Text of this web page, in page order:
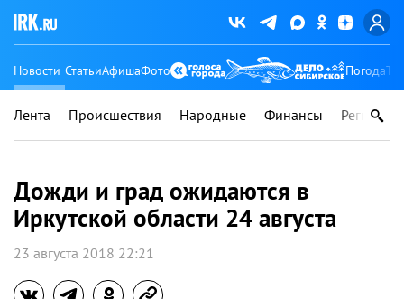
Новости СтатьиАфишаФото Погода
Лента Происшествия Народные Финансы Регионы
Дожди и град ожидаются в
Иркутской области 24 августа
23 августа 2018 22:21